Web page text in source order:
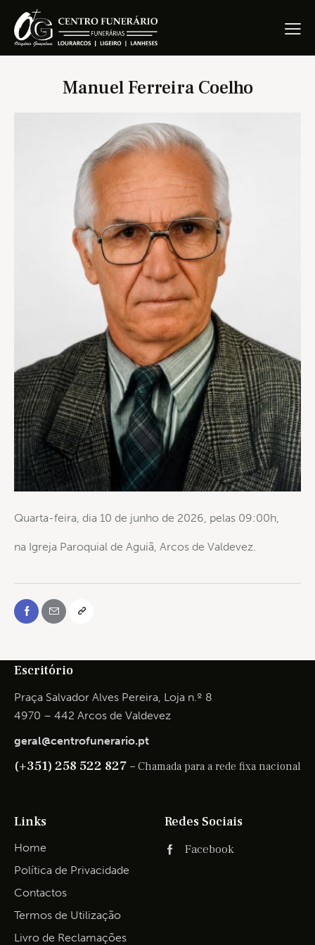
Manuel Ferreira Coelho
Quarta-feira, dia 10 de junho de 2026, pelas 09:00h,
na Igreja Paroquial de Aguiã, Arcos de Valdevez.
Escritório
Praça Salvador Alves Pereira, Loja n.º 8
4970 – 442 Arcos de Valdevez
geral@centrofunerario.pt
(+351) 258 522 827 – Chamada para a rede fixa nacional
Links
Home
Política de Privacidade
Contactos
Termos de Utilização
Livro de Reclamações
Redes Sociais
Facebook